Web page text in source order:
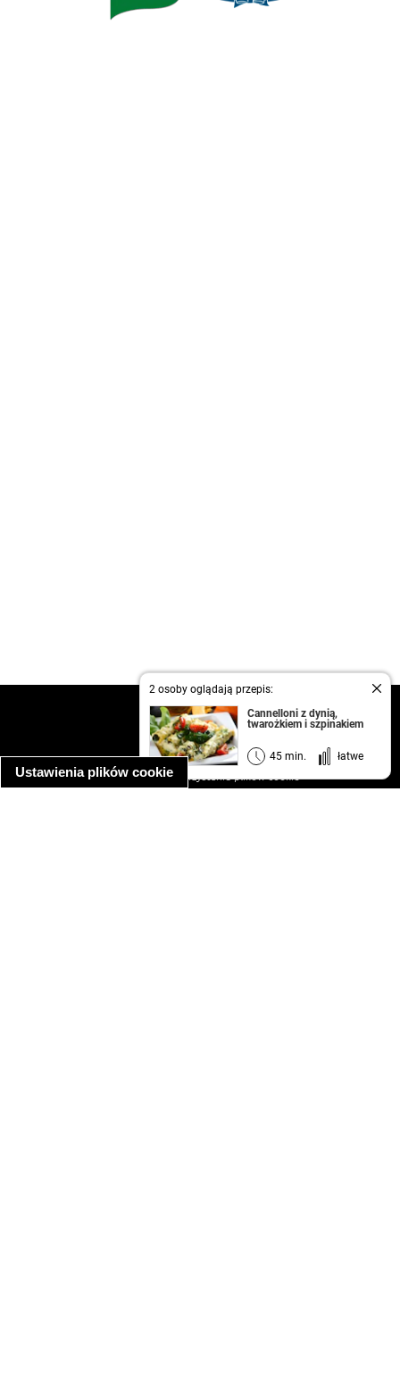
Ustawienia plików cookie
2 osoby oglądają przepis:
Cannelloni z dynią,
twarożkiem i szpinakiem
45 min. łatwe
kontakt
regulamin
informacja o prywatności
informacja o wykorzystaniu plików cookie